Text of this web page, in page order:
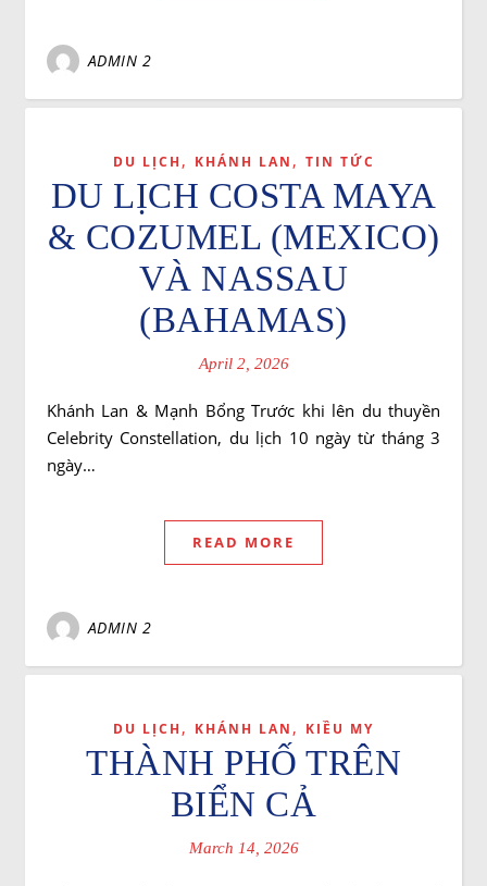
ADMIN 2
DU LỊCH , KHÁNH LAN , TIN TỨC
DU LỊCH COSTA MAYA
& COZUMEL (MEXICO)
VÀ NASSAU
(BAHAMAS)
April 2, 2026
Khánh Lan & Mạnh Bổng Trước khi lên du thuyền
Celebrity Constellation, du lịch 10 ngày từ tháng 3
ngày…
READ MORE
ADMIN 2
DU LỊCH , KHÁNH LAN , KIỀU MY
THÀNH PHỐ TRÊN
BIỂN CẢ
March 14, 2026